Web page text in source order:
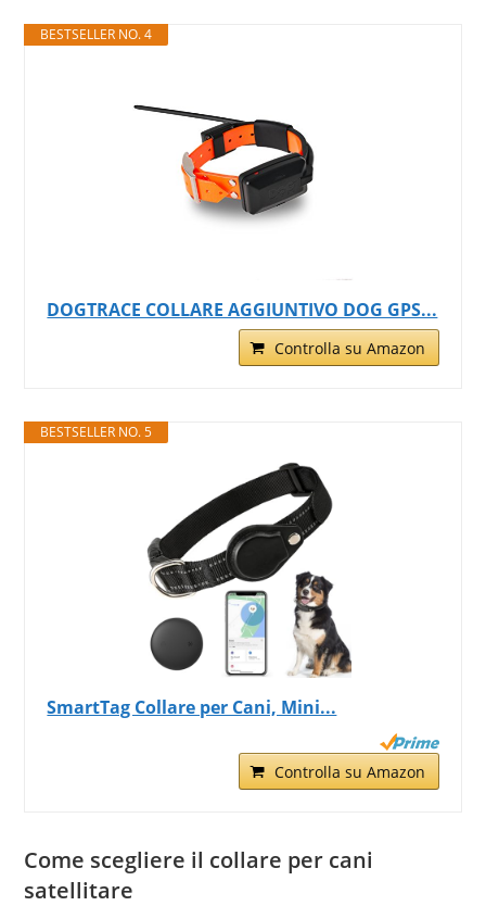
BESTSELLER NO. 4
DOGTRACE COLLARE AGGIUNTIVO DOG GPS...
Controlla su Amazon
BESTSELLER NO. 5
SmartTag Collare per Cani, Mini...
Controlla su Amazon
Come scegliere il collare per cani
satellitare